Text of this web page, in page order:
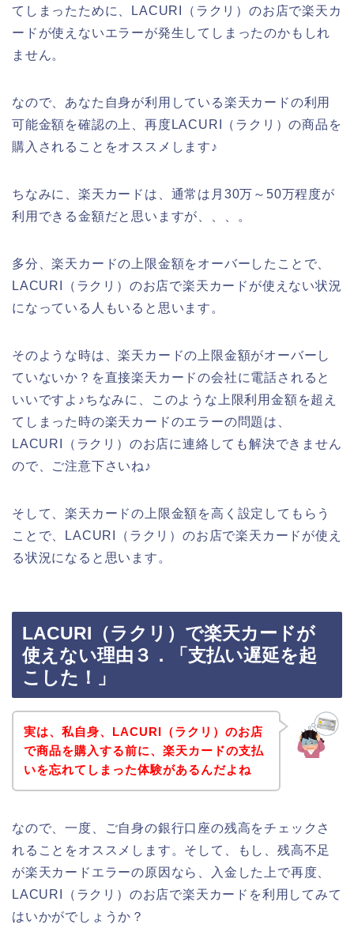
てしまったために、LACURI（ラクリ）のお店で楽天カ
ードが使えないエラーが発生してしまったのかもしれ
ません。
なので、あなた自身が利用している楽天カードの利用
可能金額を確認の上、再度LACURI（ラクリ）の商品を
購入されることをオススメします♪
ちなみに、楽天カードは、通常は月30万～50万程度が
利用できる金額だと思いますが、、、。
多分、楽天カードの上限金額をオーバーしたことで、
LACURI（ラクリ）のお店で楽天カードが使えない状況
になっている人もいると思います。
そのような時は、楽天カードの上限金額がオーバーし
ていないか？を直接楽天カードの会社に電話されると
いいですよ♪ちなみに、このような上限利用金額を超え
てしまった時の楽天カードのエラーの問題は、
LACURI（ラクリ）のお店に連絡しても解決できません
ので、ご注意下さいね♪
そして、楽天カードの上限金額を高く設定してもらう
ことで、LACURI（ラクリ）のお店で楽天カードが使え
る状況になると思います。
LACURI（ラクリ）で楽天カードが
使えない理由３．「支払い遅延を起
こした！」
実は、私自身、LACURI（ラクリ）のお店
で商品を購入する前に、楽天カードの支払
いを忘れてしまった体験があるんだよね
なので、一度、ご自身の銀行口座の残高をチェックさ
れることをオススメします。そして、もし、残高不足
が楽天カードエラーの原因なら、入金した上で再度、
LACURI（ラクリ）のお店で楽天カードを利用してみて
はいかがでしょうか？